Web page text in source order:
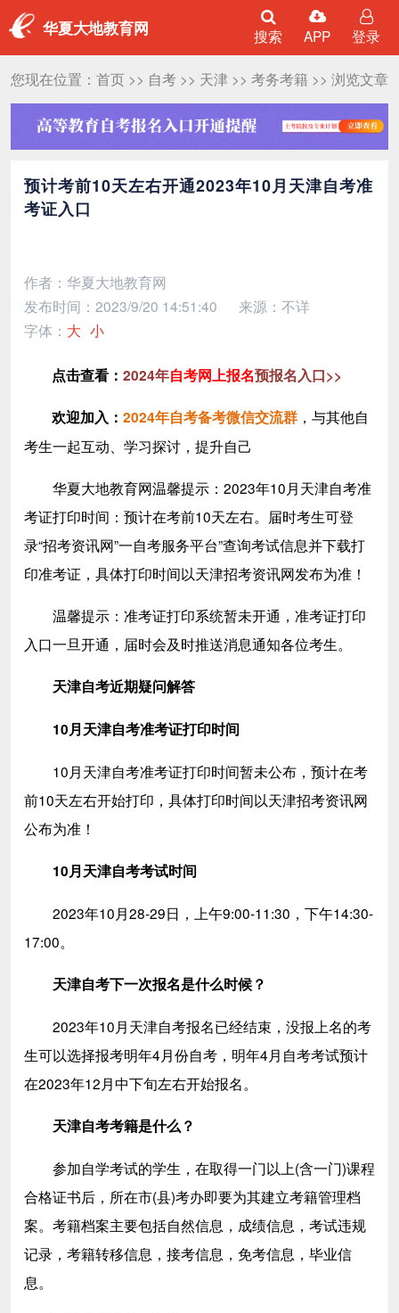
华夏大地教育网 搜索 APP 登录
您现在位置： 首页>> 自考>> 天津>> 考务考籍 >> 浏览文章
预计考前10天左右开通2023年10月天津自考准
考证入口
作者：华夏大地教育网
发布时间：2023/9/20 14:51:40
来源：不详
字体： 大 小
点击查看： 2024年自考网上报名预报名入口>>
欢迎加入： 2024年自考备考微信交流群，与其他自
考生一起互动、学习探讨，提升自己
华夏大地教育网温馨提示：2023年10月天津自考准
考证打印时间：预计在考前10天左右。届时考生可登
录“招考资讯网”一自考服务平台”查询考试信息并下载打
印准考证，具体打印时间以天津招考资讯网发布为准！
温馨提示：准考证打印系统暂未开通，准考证打印
入口一旦开通，届时会及时推送消息通知各位考生。
天津自考近期疑问解答
10月天津自考准考证打印时间
10月天津自考准考证打印时间暂未公布，预计在考
前10天左右开始打印，具体打印时间以天津招考资讯网
公布为准！
10月天津自考考试时间
2023年10月28-29日，上午9:00-11:30，下午14:30-
17:00。
天津自考下一次报名是什么时候？
2023年10月天津自考报名已经结束，没报上名的考
生可以选择报考明年4月份自考，明年4月自考考试预计
在2023年12月中下旬左右开始报名。
天津自考考籍是什么？
参加自学考试的学生，在取得一门以上(含一门)课程
合格证书后，所在市(县)考办即要为其建立考籍管理档
案。考籍档案主要包括自然信息，成绩信息，考试违规
记录，考籍转移信息，接考信息，免考信息，毕业信
息。